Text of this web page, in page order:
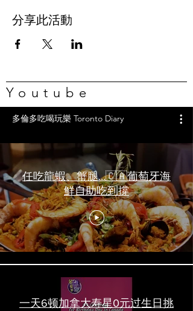
分享此活動
Youtube
多倫多吃喝玩樂 Toronto Diary
任吃龍蝦、蟹腿…🇨🇦葡萄牙海
鮮自助吃到撐
一天6顿加拿大寿星0元过生日挑